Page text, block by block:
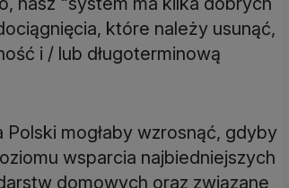
które należy usunąć,
i / lub długoterminową
mogłaby wzrosnąć, gdyby
wsparcia najbiedniejszych
domowych oraz związane